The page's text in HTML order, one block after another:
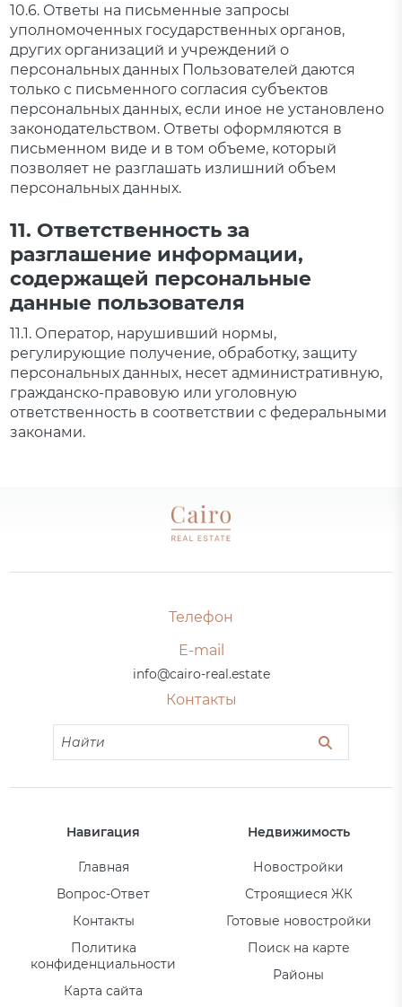
10.6. Ответы на письменные запросы
уполномоченных государственных органов,
других организаций и учреждений о
персональных данных Пользователей даются
только с письменного согласия субъектов
персональных данных, если иное не установлено
законодательством. Ответы оформляются в
письменном виде и в том объеме, который
позволяет не разглашать излишний объем
персональных данных.
11. Ответственность за
разглашение информации,
содержащей персональные
данные пользователя
11.1. Оператор, нарушивший нормы,
регулирующие получение, обработку, защиту
персональных данных, несет административную,
гражданско-правовую или уголовную
ответственность в соответствии с федеральными
законами.
Телефон
E-mail
info@cairo-real.estate
Контакты
Навигация
Главная
Вопрос-Ответ
Контакты
Политика
конфиденциальности
Карта сайта
Недвижимость
Новостройки
Строящиеся ЖК
Готовые новостройки
Поиск на карте
Районы